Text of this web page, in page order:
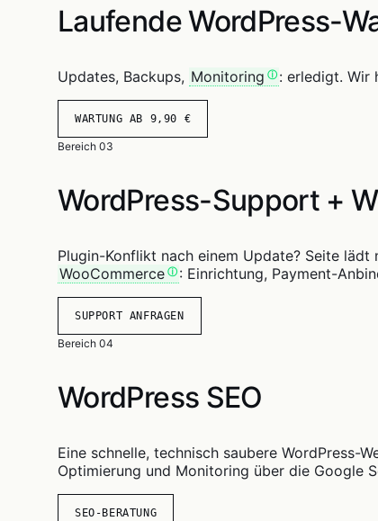
Laufende WordPress-
Updates, Backups, Monitoring : erledigt. Wir
WARTUNG AB 9,90 €
Bereich 03
WordPress-Support +
Plugin-Konflikt nach einem Update? Seite
WooCommerce
: Einrichtung, Payment-
SUPPORT ANFRAGEN
Bereich 04
WordPress SEO
Eine schnelle, technisch saubere WordPress-
Optimierung und Monitoring über die Google
SEO-BERATUNG